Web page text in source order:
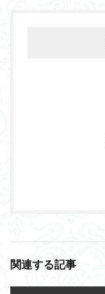
関連する記事